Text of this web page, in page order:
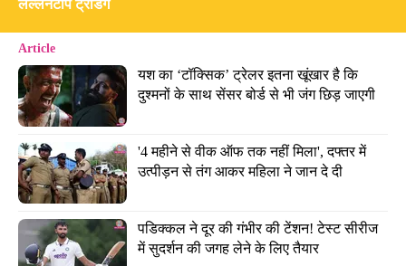
लल्लनटॉप ट्रेंडिंग
Article
यश का ‘टॉक्सिक’ ट्रेलर इतना खूंखार है कि
दुश्मनों के साथ सेंसर बोर्ड से भी जंग छिड़ जाएगी
'4 महीने से वीक ऑफ तक नहीं मिला', दफ्तर में
उत्पीड़न से तंग आकर महिला ने जान दे दी
पडिक्कल ने दूर की गंभीर की टेंशन! टेस्ट सीरीज
में सुदर्शन की जगह लेने के लिए तैयार